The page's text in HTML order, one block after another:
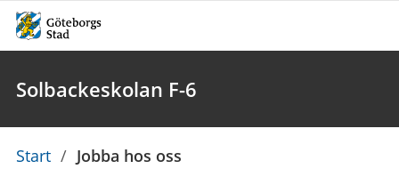
Solbackeskolan F-6
Du
Start / Jobba hos oss